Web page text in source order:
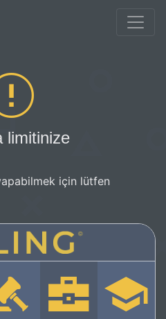
limitinize
için lütfen